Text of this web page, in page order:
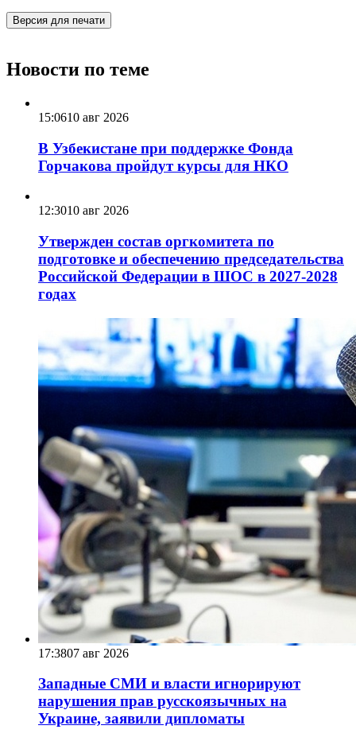
Версия для печати
Новости по теме
15:0610 авг 2026
В Узбекистане при поддержке Фонда
Горчакова пройдут курсы для НКО
12:3010 авг 2026
Утвержден состав оргкомитета по
подготовке и обеспечению председательства
Российской Федерации в ШОС в 2027-2028
годах
17:3807 авг 2026
Западные СМИ и власти игнорируют
нарушения прав русскоязычных на
Украине, заявили дипломаты